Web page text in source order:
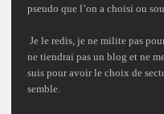
pseudo que l’on a choisi ou
Je le redis, je ne milite pas
ne tiendrai pas un blog et ne
suis pour avoir le choix de
semble.